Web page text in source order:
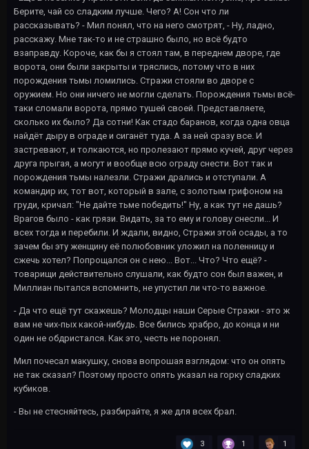
Берите, чай со сладким лучше. Чего? А! Сон что ли
рассказывать? - Мил понял, что на него смотрят, - Ну, ладно,
расскажу. Мне так-то и не страшно было, но всё будто
взаправду. Короче, как бы я стоял там, в переднем дворе, где
ворота, они были закрыты и тряслись, потому что в них
порождения тьмы ломились. Стражи стояли во дворе с
оружием. Но они ничего не могли сделать. Порождения тьмы всё-
таки сломали ворота, прямо тушей своей. Представляете,
сколько их было? Да сотни! Как стадо баранов, когда одна овца
найдёт дыру в ограде и сиганёт туда. А за ней сразу все. И
застревают, и толкаются, но пролезают прямо кучей, друг через
друга прыгая, а могут и вообще всю ограду снести. Вот так и
порождения тьмы налезли. Стражи дрались и отступали. А
командир их, тот вот, который в зале, с золотым грифоном на
груди, кричал: "Не дайте тьме победить!" Ну, а как тут не дашь?
Врагов было - как грязи. Видать, за то ему и голову снесли... И
всех тогда и перебили. И ждали, видно, Стражи этой осады, а то
зачем бы эту женщину её полюбовник уложил на поленницу и
сжечь хотел? Попрощался он с нею... Вот... Что? Что ещё? -
товарищи действительно слушали, как будто сон был важен, и
Миллиан пытался вспомнить, не упустил ли что-то важное.
- Да что ещё тут скажешь? Молодцы наши Серые Стражи - это ж
вам не чих-пых какой-нибудь. Все бились храбро, до конца и ни
один не обдристался. Как это, честь не поронял.
Мил почесал макушку, снова вопрошая взглядом: что он опять
не так сказал? Поэтому просто опять указал на горку сладких
кубиков.
- Вы не стесняйтесь, разбирайте, я же для всех брал.
3 1 1